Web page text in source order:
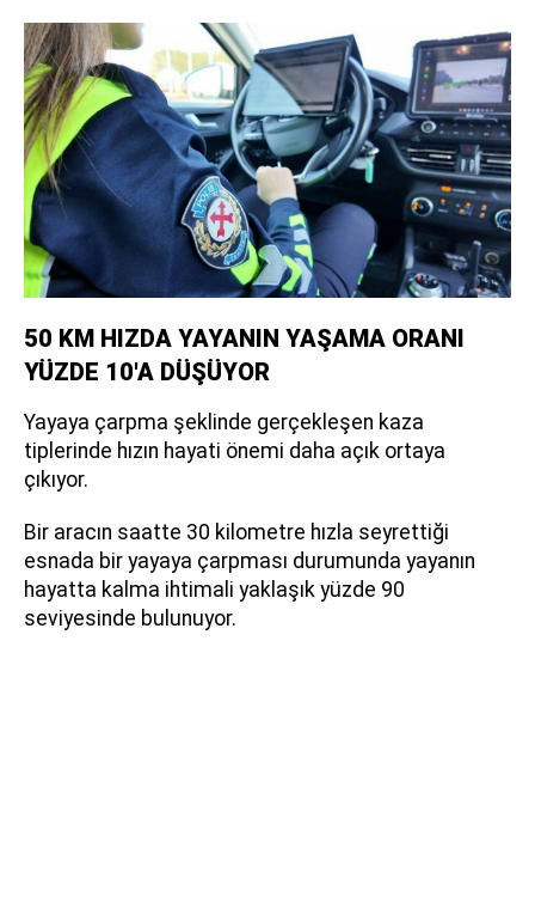
50 KM HIZDA YAYANIN YAŞAMA ORANI
YÜZDE 10'A DÜŞÜYOR
Yayaya çarpma şeklinde gerçekleşen kaza
tiplerinde hızın hayati önemi daha açık ortaya
çıkıyor.
Bir aracın saatte 30 kilometre hızla seyrettiği
esnada bir yayaya çarpması durumunda yayanın
hayatta kalma ihtimali yaklaşık yüzde 90
seviyesinde bulunuyor.